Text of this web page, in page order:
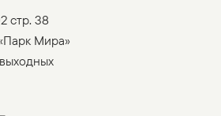
стр. 38
Мира»